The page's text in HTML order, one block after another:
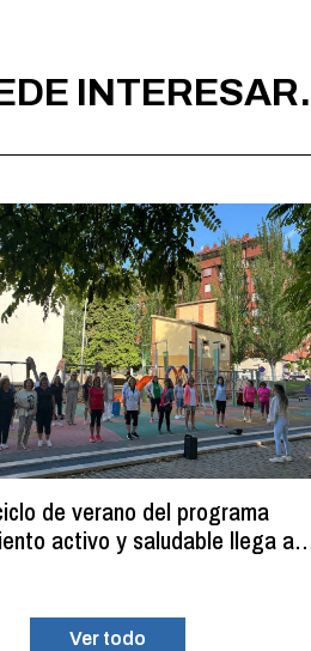
de verano del programa
activo y saludable llega a
Ver todo